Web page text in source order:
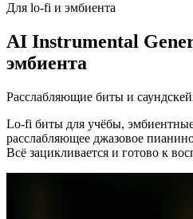
Для lo-fi и эмбиента
AI Instrumental
эмбиента
Расслабляющие биты и
Lo-fi биты для учёбы,
расслабляющее джазовое
Всё зацикливается и готово к